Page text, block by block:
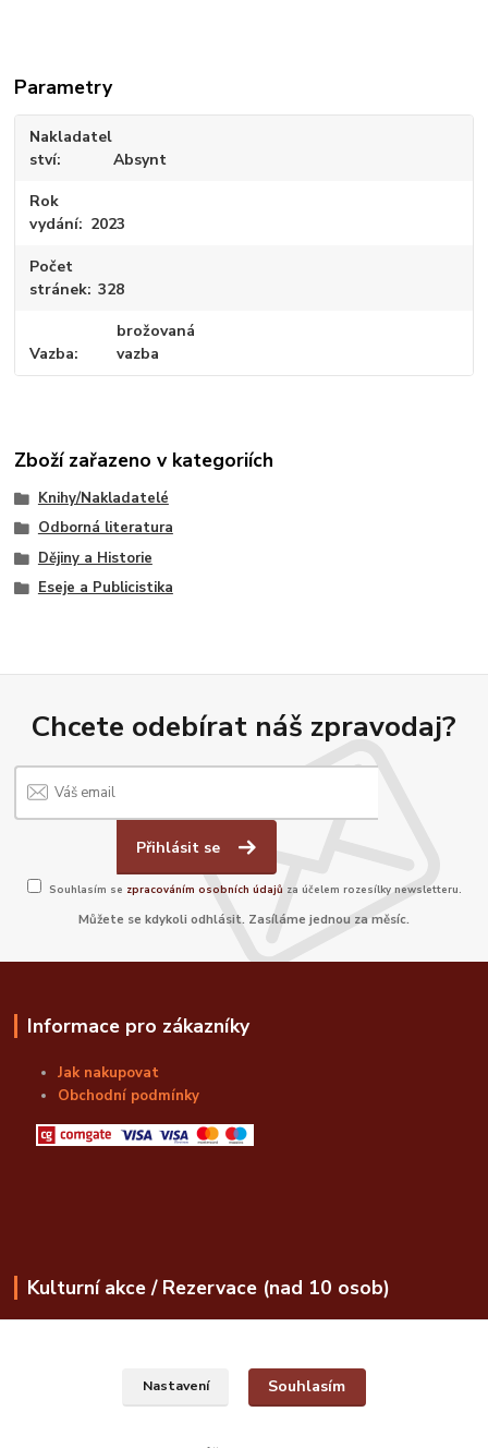
Parametry
Nakladatel
ství
Absynt
Rok
vydání
2023
Počet
stránek 328
Vazba
brožovaná
vazba
Zboží zařazeno v kategoriích
Knihy/Nakladatelé
Odborná literatura
Dějiny a Historie
Eseje a Publicistika
Chcete odebírat náš zpravodaj?
Přihlásit se
Souhlasím se zpracováním osobních údajů za účelem rozesílky newsletteru.
Můžete se kdykoli odhlásit. Zasíláme jednou za měsíc.
Informace pro zákazníky
Jak nakupovat
Obchodní podmínky
Kulturní akce / Rezervace (nad 10 osob)
Nastavení Souhlasím